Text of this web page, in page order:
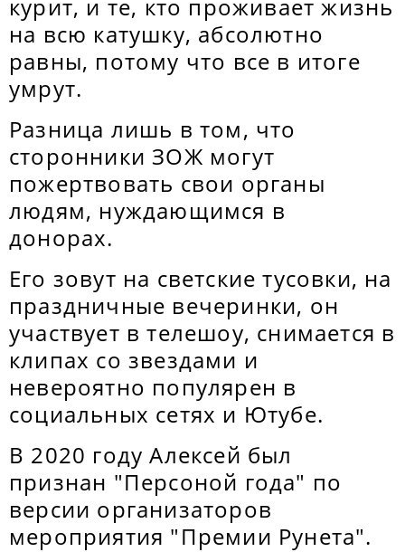
курит, и те, кто проживает жизнь
на всю катушку, абсолютно
равны, потому что все в итоге
умрут.
Разница лишь в том, что
сторонники ЗОЖ могут
пожертвовать свои органы
людям, нуждающимся в
донорах.
Его зовут на светские тусовки, на
праздничные вечеринки, он
участвует в телешоу, снимается в
клипах со звездами и
невероятно популярен в
социальных сетях и Ютубе.
В 2020 году Алексей был
признан "Персоной года" по
версии организаторов
мероприятия "Премии Рунета".